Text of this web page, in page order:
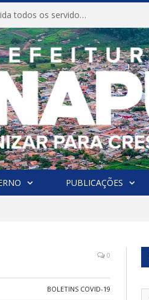
CONVITE A Prefeitura Municipal de Anapu convida todos os servidores públicos municipais para participarem da Audiência Pública de discussão da Lei de Diretrizes Orçamentárias (LDO), importante instrumento de planejamento das ações e investimentos da Administração Pública para o próximo exercício financeiro.
PUBLICAÇÕES
0
BOLETINS COVID-19